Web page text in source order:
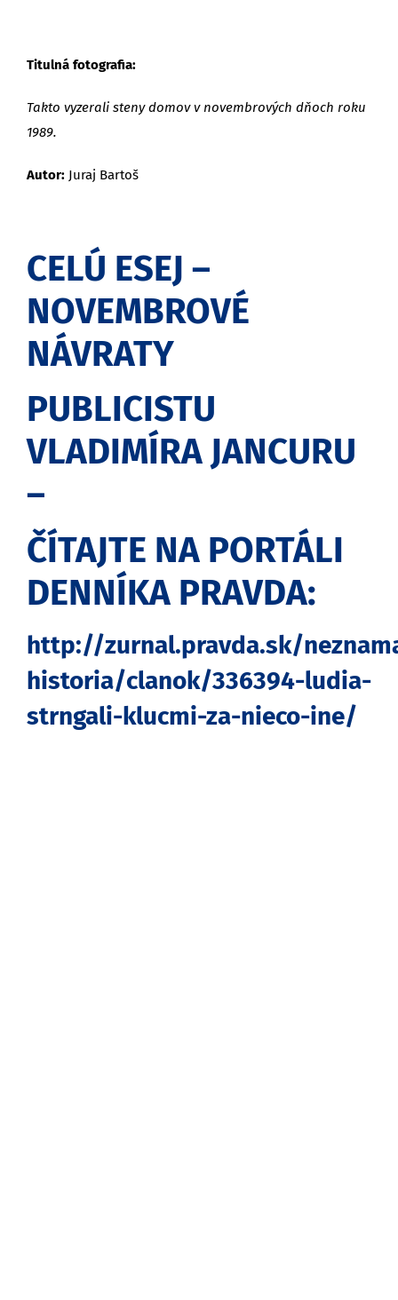
Titulná fotografia:
Takto vyzerali steny domov v novembrových dňoch roku
1989.
Autor: Juraj Bartoš
CELÚ ESEJ –
NOVEMBROVÉ
NÁVRATY
PUBLICISTU
VLADIMÍRA JANCURU
–
ČÍTAJTE NA PORTÁLI
DENNÍKA PRAVDA:
http://zurnal.pravda.sk/
historia/clanok/336394-ludia-
strngali-klucmi-za-nieco-ine/